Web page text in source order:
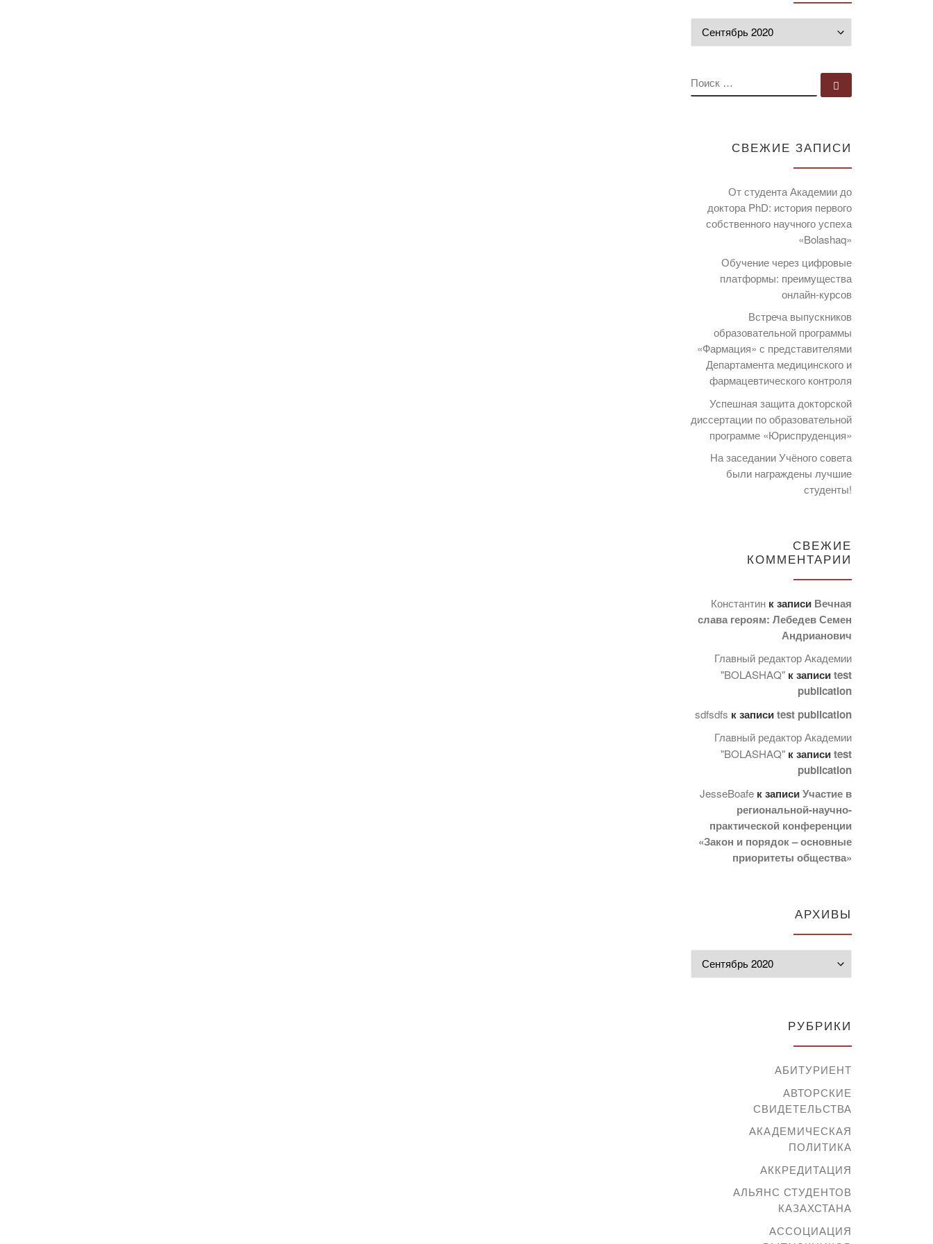
ПОИСК
СВЕЖИЕ ЗАПИСИ
От студента Академии до
доктора PhD: история первого
собственного научного успеха
«Bolashaq»
Обучение через цифровые
платформы: преимущества
онлайн-курсов
Встреча выпускников
образовательной программы
«Фармация» с представителями
Департамента медицинского и
фармацевтического контроля
Успешная защита докторской
диссертации по образовательной
программе «Юриспруденция»
На заседании Учёного совета
были награждены лучшие
студенты!
СВЕЖИЕ
КОММЕНТАРИИ
Константин к записи Вечная
слава героям: Лебедев Семен
Андрианович
Главный редактор Академии
"BOLASHAQ" к записиtest
publication
sdfsdfs к записиtest publication
Главный редактор Академии
"BOLASHAQ" к записиtest
publication
JesseBoafe к записиУчастие в
региональной-научно-
практической конференции
«Закон и порядок – основные
приоритеты общества»
АРХИВЫ
РУБРИКИ
АБИТУРИЕНТ
АВТОРСКИЕ
СВИДЕТЕЛЬСТВА
АКАДЕМИЧЕСКАЯ
ПОЛИТИКА
АККРЕДИТАЦИЯ
АЛЬЯНС СТУДЕНТОВ
КАЗАХСТАНА
АССОЦИАЦИЯ